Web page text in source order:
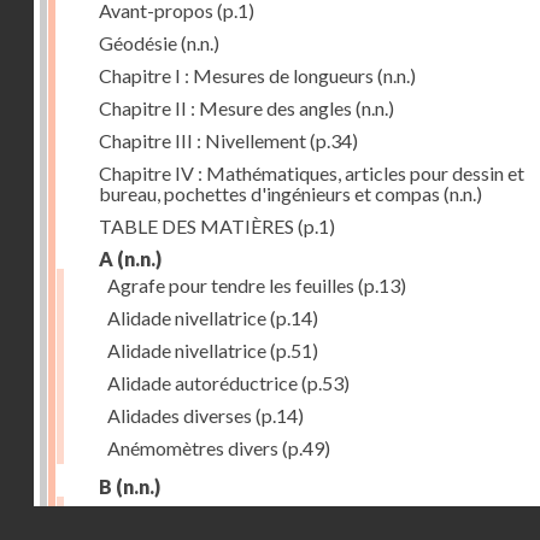
Avant-propos (p.1)
Géodésie(n.n.)
Chapitre I : Mesures de longueurs (n.n.)
Chapitre II : Mesure des angles (n.n.)
Chapitre III : Nivellement(p.34)
Chapitre IV : Mathématiques, articles pour dessin et
bureau, pochettes d'ingénieurs et compas (n.n.)
TABLE DES MATIÈRES (p.1)
A (n.n.)
Agrafe pour tendre les feuilles (p.13)
Alidade nivellatrice(p.14)
Alidade nivellatrice(p.51)
Alidade autoréductrice(p.53)
Alidades diverses (p.14)
Anémomètres divers (p.49)
B (n.n.)
Barème graphique(p.53)